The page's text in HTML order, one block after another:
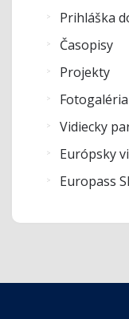
Prihláška
Časopisy
Projekty
Fotogaléria
Vidiecky
Európsky
Europass